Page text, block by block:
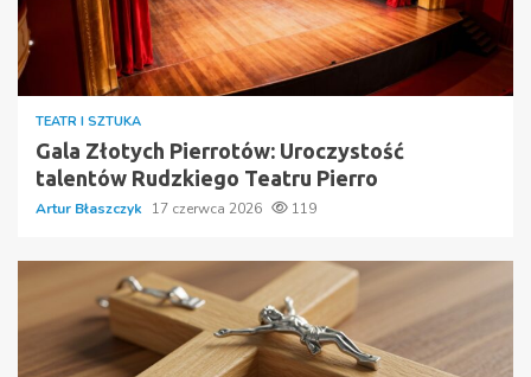
TEATR I SZTUKA
Gala Złotych Pierrotów: Uroczystość
talentów Rudzkiego Teatru Pierro
Artur Błaszczyk 17 czerwca 2026 119